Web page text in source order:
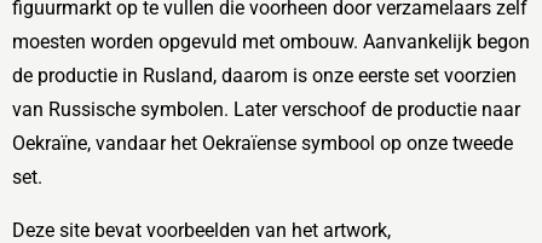
figuurmarkt op te vullen die voorheen door verzamelaars zelf
moesten worden opgevuld met ombouw. Aanvankelijk begon
de productie in Rusland, daarom is onze eerste set voorzien
van Russische symbolen. Later verschoof de productie naar
Oekraïne, vandaar het Oekraïense symbool op onze tweede
set.
Deze site bevat voorbeelden van het artwork,